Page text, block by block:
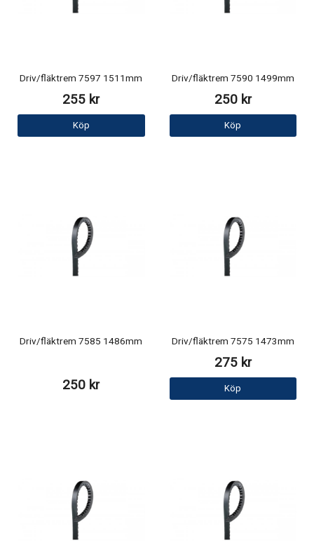
Driv/fläktrem 7597 1511mm
255 kr
Köp
Driv/fläktrem 7590 1499mm
250 kr
Köp
Driv/fläktrem 7585 1486mm
250 kr
Driv/fläktrem 7575 1473mm
275 kr
Köp